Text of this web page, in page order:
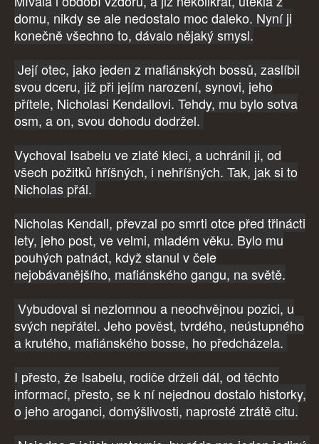
domu, nikdy se ale nedostalo moc daleko. Nyní ji
konečně všechno to, dávalo nějaký smysl.
Její otec, jako jeden z mafiánských bossů, zaslíbil
svou dceru, již při jejím narození, synovi, jeho
přítele, Nicholasi Kendallovi. Tehdy, mu bylo sotva
osm, a on, svou dohodu dodržel.
Vychoval Isabelu ve zlaté kleci, a uchránil ji, od
všech požitků hříšných, i nehříšných. Tak, jak si to
Nicholas přál.
Nicholas Kendall, převzal po smrti otce před třinácti
lety, jeho post, ve velmi, mladém věku. Bylo mu
pouhých patnáct, když stanul v čele
nejobávanějšího, mafiánského gangu, na světě.
Vybudoval si nezlomnou a neochvějnou pozici, u
svých nepřátel. Jeho pověst, tvrdého, neústupného
a krutého, mafiánského bosse, ho předcházela.
I přesto, že Isabelu, rodiče drželi dál, od těchto
informací, přesto, se k ní nejednou dostalo historky,
o jeho aroganci, domýšlivosti, naprosté ztrátě citu.